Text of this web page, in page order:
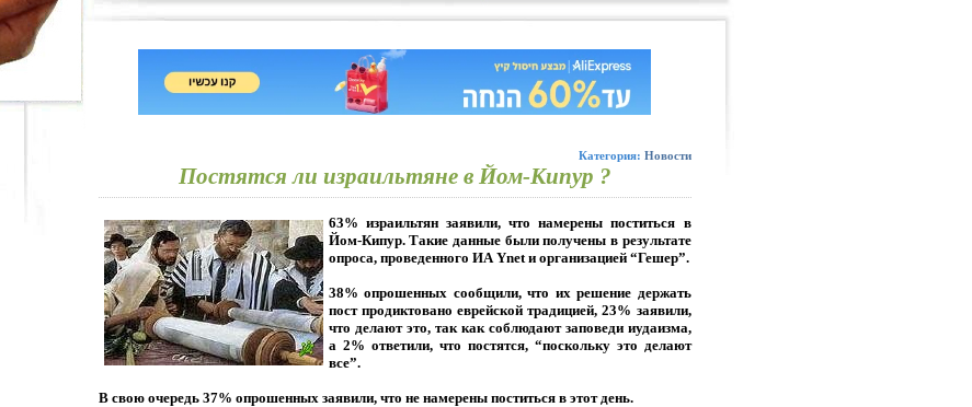
Категория: Новости
Постятся ли израильтяне в Йом-Кипур ?
63% израильтян заявили, что намерены поститься в
Йом-Кипур. Такие данные были получены в результате
опроса, проведенного ИА Ynet и организацией “Гешер”.
38% опрошенных сообщили, что их решение держать
пост продиктовано еврейской традицией, 23% заявили,
что делают это, так как соблюдают заповеди иудаизма,
а 2% ответили, что постятся, “поскольку это делают
все”.
В свою очередь 37% опрошенных заявили, что не намерены поститься в этот день.